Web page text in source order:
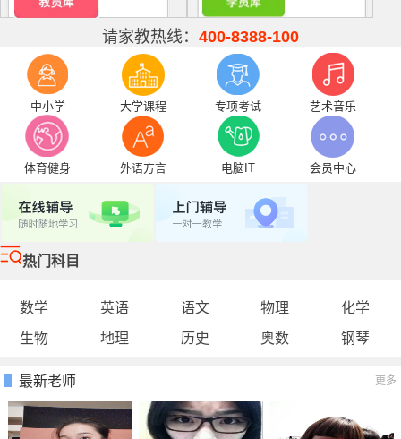
请家教热线： 400-8388-100
中小学 大学课程 专项考试 艺术音乐
体育健身 外语方言 电脑IT 会员中心
热门科目
数学 英语 语文 物理
化学
生物
地理 历史 奥数 钢琴
最新老师 更多